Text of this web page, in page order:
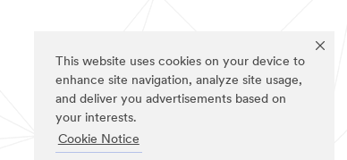
This website uses cookies on your device to
enhance site navigation, analyze site usage,
and deliver you advertisements based on
your interests.
Cookie Notice